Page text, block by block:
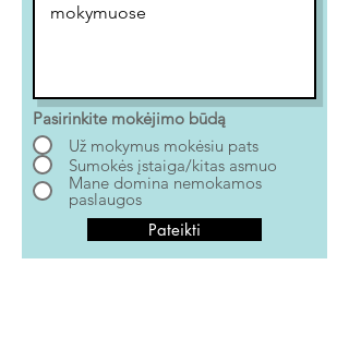
Pasirinkite mokėjimo būdą
Už mokymus mokėsiu pats
Sumokės įstaiga/kitas asmuo
Mane domina nemokamos
paslaugos
Pateikti